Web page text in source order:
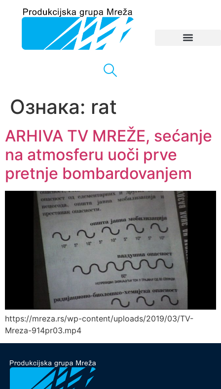
Ознака: rat
ARHIVA TV MREŽE, sećanje
na atmosferu uoči prve
pretnje bombardovanjem
https://mreza.rs/wp-content/uploads/2019/03/TV-
Mreza-914pr03.mp4